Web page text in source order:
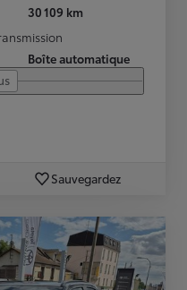
30 109 km
Boîte automatique
Sauvegardez